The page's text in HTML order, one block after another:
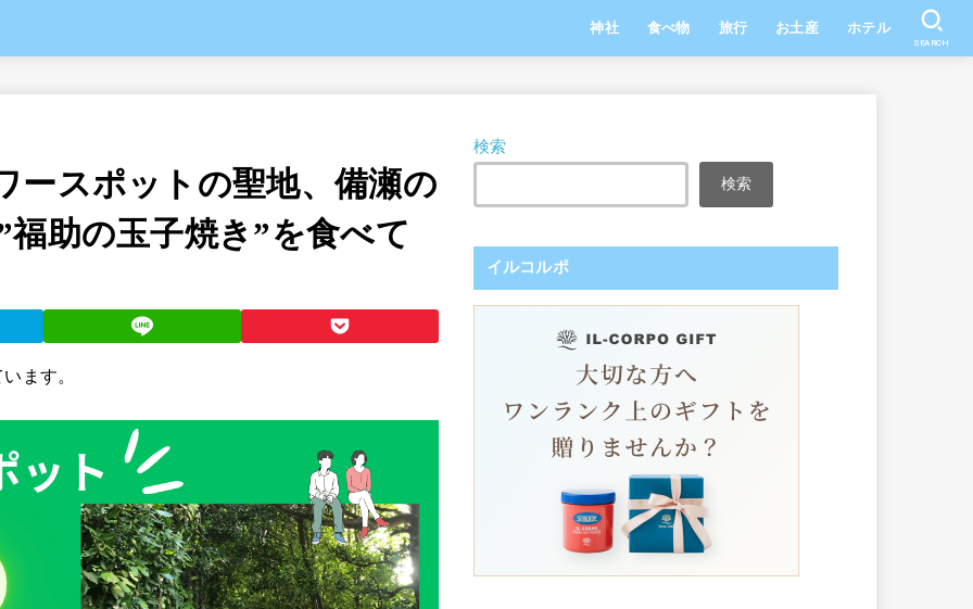
神社 食べ物 旅行 お土産 ホテル
SEARCH
ースポットの聖地、備瀬の
助の玉子焼き”を食べて
ます。
検索
検索
イルコルポ